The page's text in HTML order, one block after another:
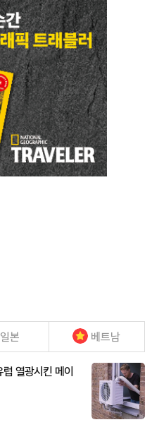
일본 베트남
열광시킨 메이